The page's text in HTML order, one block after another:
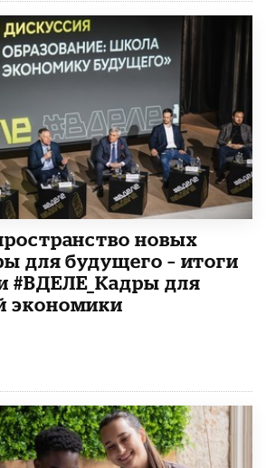
новых
для будущего – итоги
#ВДЕЛЕ_Кадры для
экономики